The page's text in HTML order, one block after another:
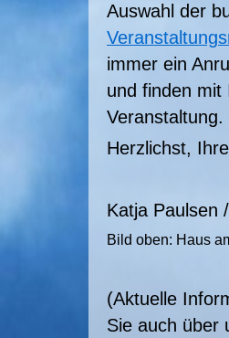
Auswahl der
immer ein
und finden mit
Veranstaltung.
Herzlichst, Ihre
Katja Paulsen
Bild oben: Haus
(Aktuelle
Sie auch über